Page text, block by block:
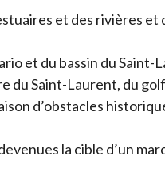
et des rivières
et du bassin du Saint-
du Saint-Laurent, du
d’obstacles
la cible d’un